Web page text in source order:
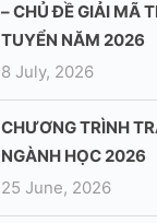
– CHỦ ĐỀ GIẢI MÃ
TUYỂN NĂM 2026
8 July, 2026
CHƯƠNG TRÌNH
NGÀNH HỌC 2026
25 June, 2026